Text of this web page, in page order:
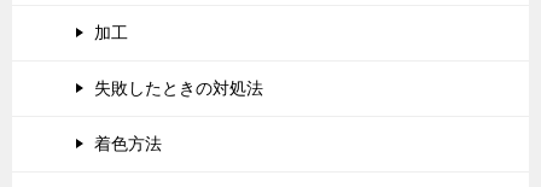
加工
失敗したときの対処法
着色方法